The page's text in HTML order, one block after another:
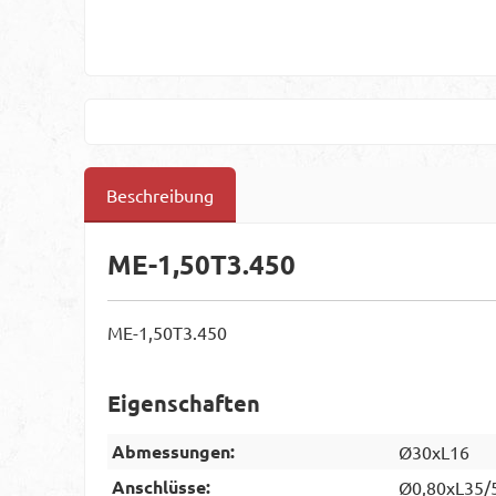
Beschreibung
ME-1,50T3.450
ME-1,50T3.450
Eigenschaften
Abmessungen: Ø30xL16
Anschlüsse: Ø0,80xL35/